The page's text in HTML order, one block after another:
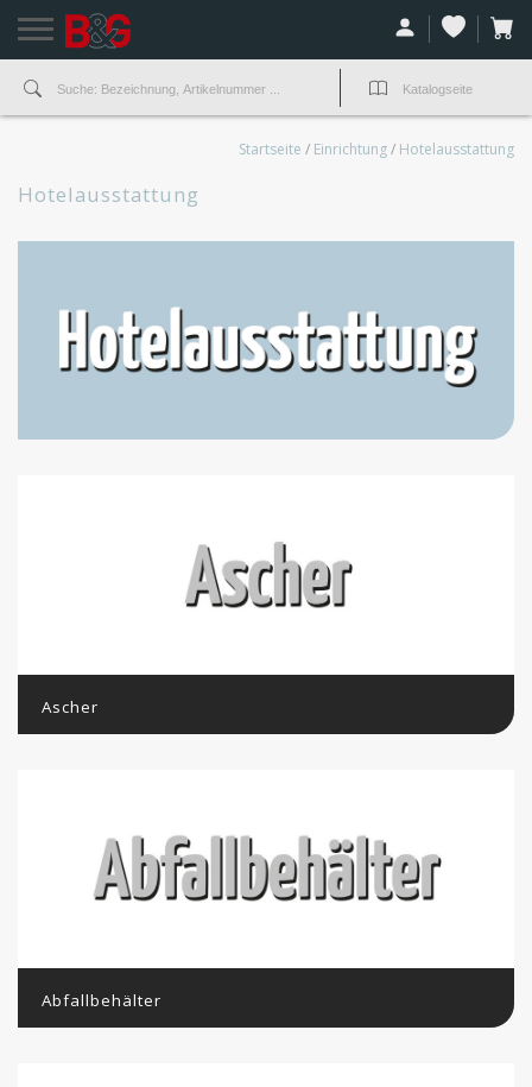
Startseite / Einrichtung/ Hotelausstattung
Hotelausstattung
Ascher
Abfallbehälter